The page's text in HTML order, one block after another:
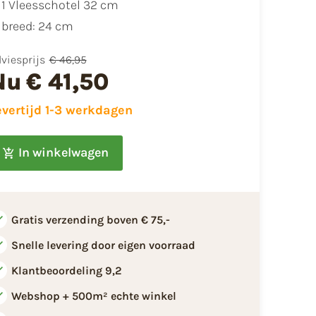
1 Vleesschotel 32 cm
breed: 24 cm
€ 46,95
€ 41,50
1-3 werkdagen
In winkelwagen
Gratis verzending boven € 75,-
Snelle levering door eigen voorraad
Klantbeoordeling 9,2
Webshop + 500m² echte winkel